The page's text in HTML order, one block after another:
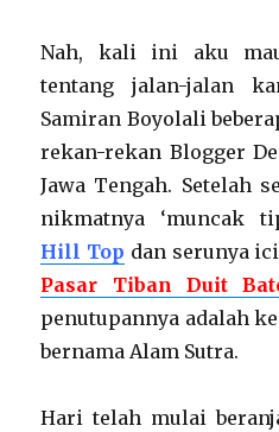
Nah, kali ini aku
tentang jalan-jalan
Samiran Boyolali
rekan-rekan Blogger
Jawa Tengah. Setelah
nikmatnya ‘muncak
Hill Top dan serunya
Pasar Tiban Duit
penutupannya adalah
bernama Alam Sutra.
Hari telah mulai